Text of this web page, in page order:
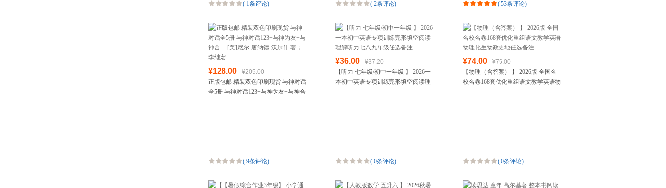
( 1条评论) ( 2条评论) ( 53条评论)
¥128.00
¥205.00
正版包邮 精装双色印刷现货 与神对话
全5册 与神对话123+与神为友+与神合
( 9条评论)
¥36.00
¥37.20
【听力 七年级/初中一年级 】 2026一
本初中英语专项训练完形填空阅读理
( 0条评论)
¥74.00
¥75.00
【物理（含答案） 】 2026版 全国名
校名卷168套优化重组语文教学英语物
( 0条评论)